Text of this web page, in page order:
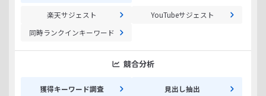
楽天サジェスト
YouTubeサジェスト
同時ランクインキーワード
競合分析
獲得キーワード調査 見出し抽出